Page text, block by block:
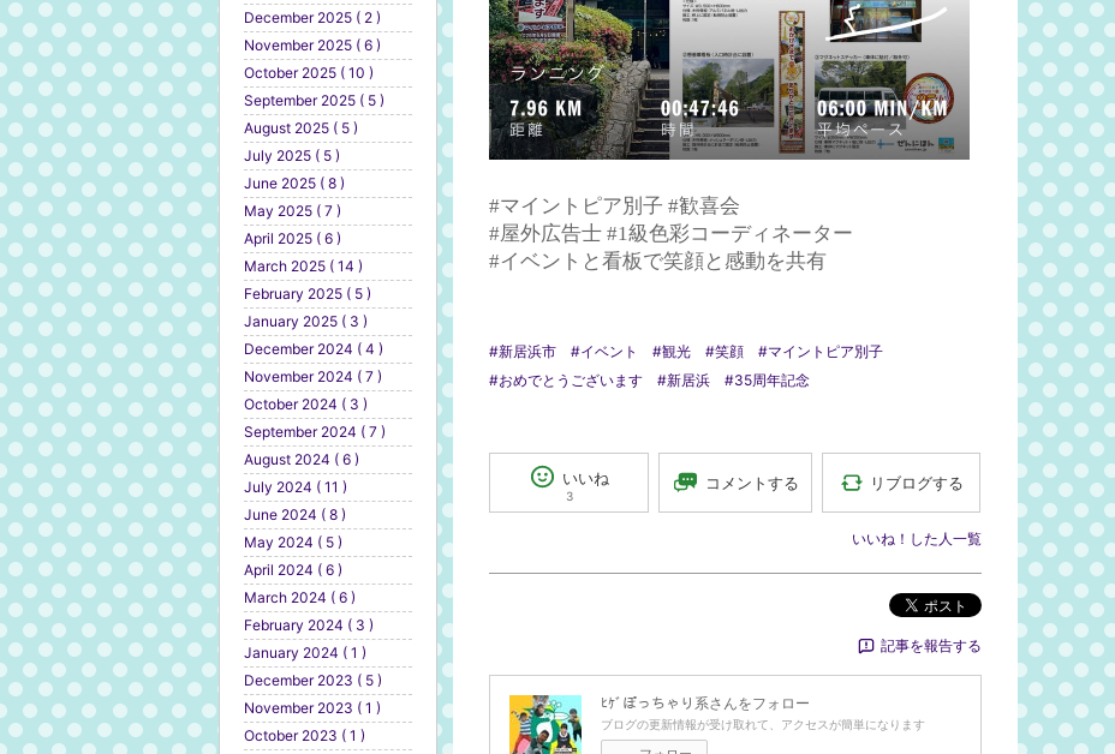
#マイントピア別子 #歓喜会
#屋外広告士 #1級色彩コーディネーター
#イベントと看板で笑顔と感動を共有
#新居浜市 #イベント #観光 #笑顔
#マイントピア別子
#おめでとうございます
#新居浜 #35周年記念
いいね
3
コメントする リブログする
いいね！した人一覧
ポスト
記事を報告する
ﾋｹﾞぽっちゃり系さんをフォロー
ブログの更新情報が受け取れて、アクセスが簡単になります
December 2025 ( 2 )
November 2025 ( 6 )
October 2025 ( 10 )
September 2025 ( 5 )
August 2025 ( 5 )
July 2025 ( 5 )
June 2025 ( 8 )
May 2025 ( 7 )
April 2025 ( 6 )
March 2025 ( 14 )
February 2025 ( 5 )
January 2025 ( 3 )
December 2024 ( 4 )
November 2024 ( 7 )
October 2024 ( 3 )
September 2024 ( 7 )
August 2024 ( 6 )
July 2024 ( 11 )
June 2024 ( 8 )
May 2024 ( 5 )
April 2024 ( 6 )
March 2024 ( 6 )
February 2024 ( 3 )
January 2024 ( 1 )
December 2023 ( 5 )
November 2023 ( 1 )
October 2023 ( 1 )